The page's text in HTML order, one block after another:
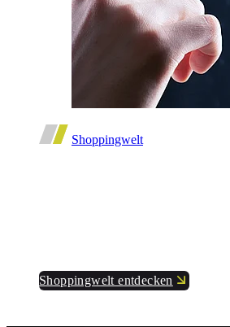
Shoppingwelt
Shoppingwelt entdecken